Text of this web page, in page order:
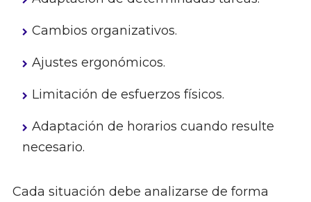
Cambios organizativos.
Ajustes ergonómicos.
Limitación de esfuerzos físicos.
Adaptación de horarios cuando resulte
necesario.
Cada situación debe analizarse de forma